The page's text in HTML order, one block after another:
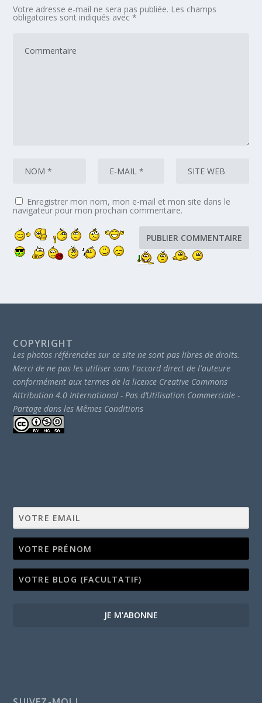
Votre adresse e-mail ne sera pas publiée. Les champs
obligatoires sont indiqués avec*
Enregistrer mon nom, mon e-mail et mon site dans le
navigateur pour mon prochain commentaire.
COPYRIGHT
Les photos référencées sur ce site ne sont pas libres de droits.
Merci de ne pas les utiliser sans l'accord direct de l'auteure
conformément aux termes de la licence Creative Commons
Attribution 4.0 International - Pas d’Utilisation Commerciale -
Partage dans les Mêmes Conditions
JE M'ABONNE